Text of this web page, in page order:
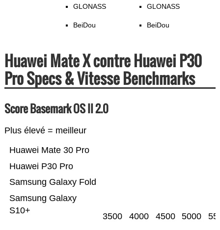
GLONASS
BeiDou
GLONASS
BeiDou
Huawei Mate X contre Huawei P30
Pro Specs & Vitesse Benchmarks
Score Basemark OS II 2.0
Plus élevé = meilleur
Samsung Galaxy
S10+
Samsung Galaxy Fold
Huawei P30 Pro
Huawei Mate 30 Pro
3500 4000 4500 5000